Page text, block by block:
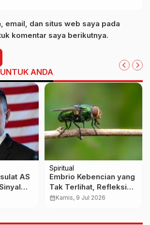
email, dan situs web saya pada
komentar saya berikutnya.
ANDA
AS
Spiritual
Embrio Kebencian yang
Tak Terlihat, Refleksi
Made Somya Putra
calendar_monthKamis, 9 Jul 2026